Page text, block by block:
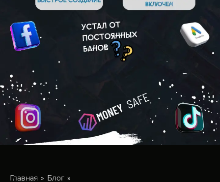
Главная
Блог